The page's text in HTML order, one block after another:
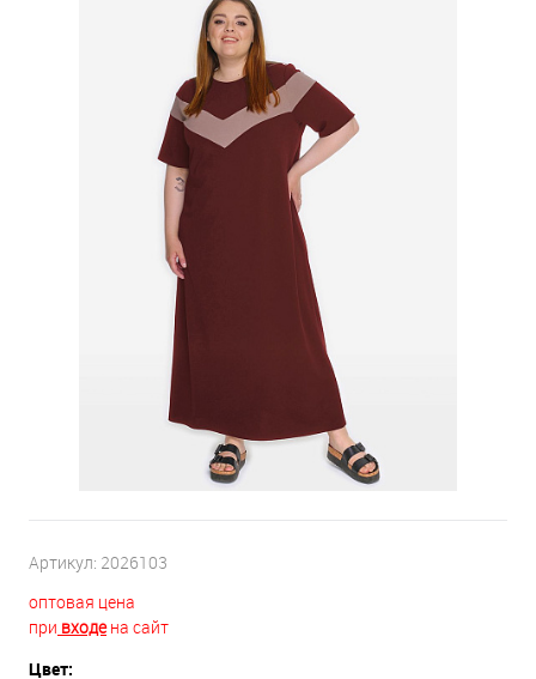
Артикул: 2026103
оптовая цена
при входена сайт
Цвет: